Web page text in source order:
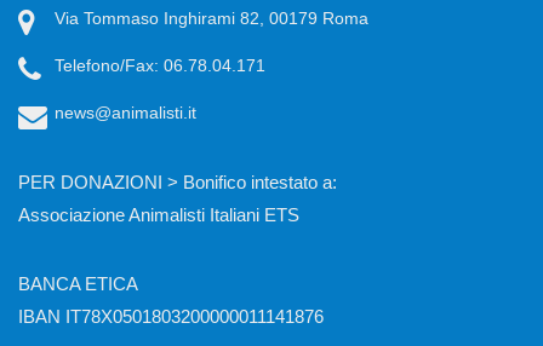
Via Tommaso Inghirami 82, 00179 Roma
Telefono/Fax: 06.78.04.171
news@animalisti.it
PER DONAZIONI > Bonifico intestato a:
Associazione Animalisti Italiani ETS
BANCA ETICA
IBAN IT78X0501803200000011141876